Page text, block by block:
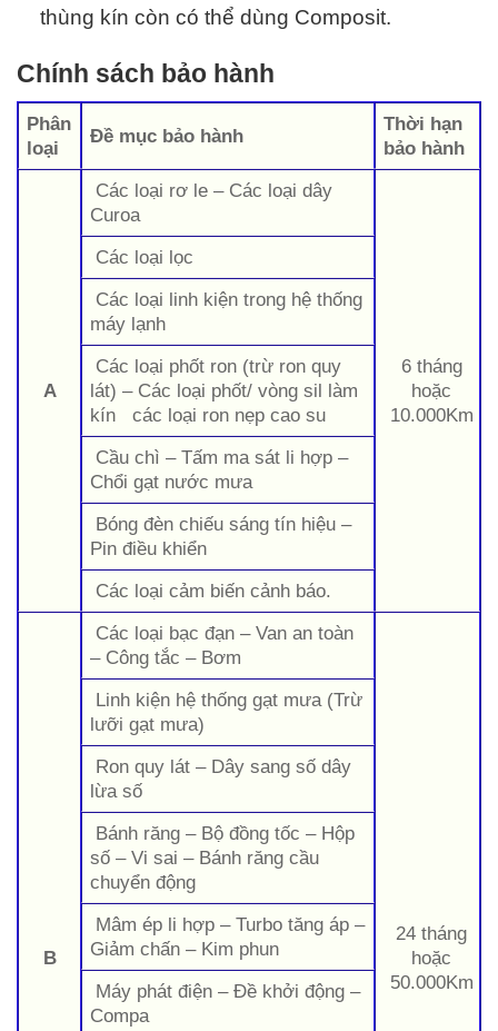
thùng kín còn có thể dùng Composit.
Chính sách bảo hành
Phân
loại
Đề mục bảo hành
Thời hạn
bảo hành
A
Các loại rơ le – Các loại dây
Curoa
6 tháng
hoặc
10.000Km
Các loại lọc
Các loại linh kiện trong hệ thống
máy lạnh
Các loại phốt ron (trừ ron quy
lát) – Các loại phốt/ vòng sil làm
kín các loại ron nẹp cao su
Cầu chì – Tấm ma sát li hợp –
Chổi gạt nước mưa
Bóng đèn chiếu sáng tín hiệu –
Pin điều khiển
Các loại cảm biến cảnh báo.
B
Các loại bạc đạn – Van an toàn
– Công tắc – Bơm
24 tháng
hoặc
50.000Km
Linh kiện hệ thống gạt mưa (Trừ
lưỡi gạt mưa)
Ron quy lát – Dây sang số dây
lừa số
Bánh răng – Bộ đồng tốc – Hộp
số – Vi sai – Bánh răng cầu
chuyển động
Mâm ép li hợp – Turbo tăng áp –
Giảm chấn – Kim phun
Máy phát điện – Đề khởi động –
Compa